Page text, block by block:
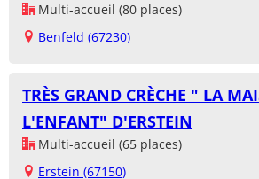
Multi-accueil (80 places)
Benfeld (67230)
TRÈS GRAND CRÈCHE " LA
L'ENFANT" D'ERSTEIN
Multi-accueil (65 places)
Erstein (67150)